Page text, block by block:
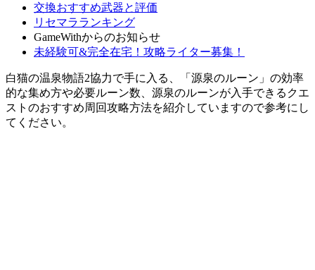
交換おすすめ武器と評価
リセマラランキング
GameWithからのお知らせ
未経験可&完全在宅！攻略ライター募集！
白猫の温泉物語2協力で手に入る、「源泉のルーン」の効率
的な集め方や必要ルーン数、源泉のルーンが入手できるクエ
ストのおすすめ周回攻略方法を紹介していますので参考にし
てください。